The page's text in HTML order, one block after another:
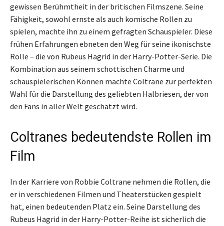
gewissen Berühmtheit in der britischen Filmszene. Seine
Fähigkeit, sowohl ernste als auch komische Rollen zu
spielen, machte ihn zu einem gefragten Schauspieler. Diese
frühen Erfahrungen ebneten den Weg für seine ikonischste
Rolle – die von Rubeus Hagrid in der Harry-Potter-Serie. Die
Kombination aus seinem schottischen Charme und
schauspielerischen Können machte Coltrane zur perfekten
Wahl für die Darstellung des geliebten Halbriesen, der von
den Fans in aller Welt geschätzt wird.
Coltranes bedeutendste Rollen im
Film
In der Karriere von Robbie Coltrane nehmen die Rollen, die
er in verschiedenen Filmen und Theaterstücken gespielt
hat, einen bedeutenden Platz ein. Seine Darstellung des
Rubeus Hagrid in der Harry-Potter-Reihe ist sicherlich die